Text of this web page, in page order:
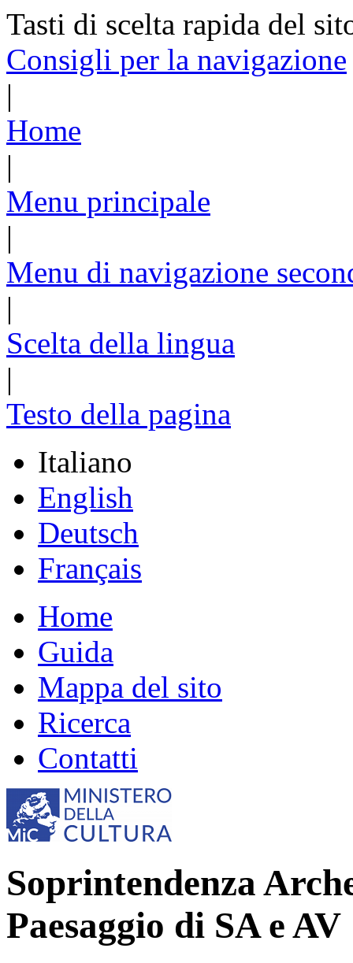
Tasti di scelta rapida del
Consigli per la navigazione
|
Home
|
Menu principale
|
Menu di navigazione
|
Scelta della lingua
|
Testo della pagina
Italiano
English
Deutsch
Français
Home
Guida
Mappa del sito
Ricerca
Contatti
Soprintendenza
Paesaggio di SA e AV